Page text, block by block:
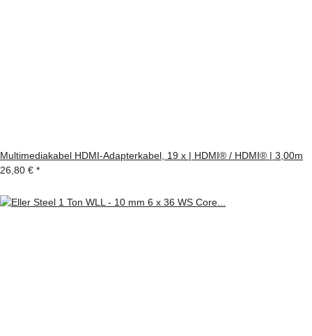
Multimediakabel HDMI-Adapterkabel, 19 x | HDMI® / HDMI® | 3,00m
26,80 € *